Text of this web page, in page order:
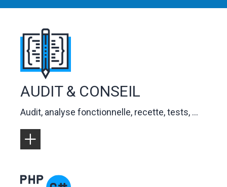
Logo
AUDIT & CONSEIL
Audit, analyse fonctionnelle, recette, tests, ...
Logo